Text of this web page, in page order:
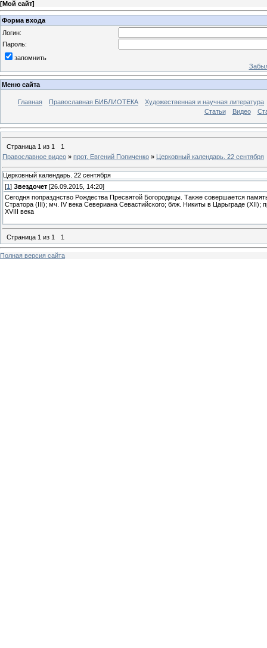
[Мой сайт]
Форма входа
Логин:
Пароль:
запомнить
Меню сайта
Главная Православная БИБЛИОТЕКА
Художественная и научная литература
Статьи
Видео
Страница 1 из 1
1
Православное видео » прот. Евгений Попиченко » Церковный календарь. 22 сентября
Церковный календарь. 22 сентября
[1 ] Звездочет [26.09.2015, 14:20]
Сегодня попразднство Рождества Пресвятой Богородицы. Также совершается
Стратора (III); мч. IV века Севериана Севастийского; блж. Никиты в Царьграде (XII);
XVIII века
Страница 1 из 1 1
Полная версия сайта